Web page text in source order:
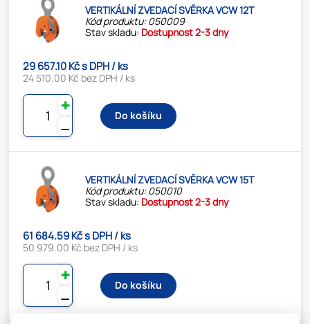
VERTIKÁLNÍ ZVEDACÍ SVĚRKA VCW 12T
Kód produktu: 050009
Stav skladu: Dostupnost 2-3 dny
29 657.10 Kč s DPH / ks
24 510.00 Kč bez DPH / ks
⚊
✚
Do košíku
VERTIKÁLNÍ ZVEDACÍ SVĚRKA VCW 15T
Kód produktu: 050010
Stav skladu: Dostupnost 2-3 dny
61 684.59 Kč s DPH / ks
50 979.00 Kč bez DPH / ks
⚊
✚
Do košíku